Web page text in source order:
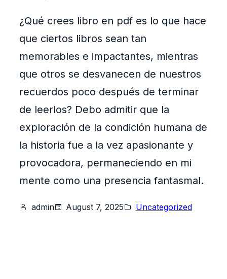
¿Qué crees libro en pdf es lo que hace
que ciertos libros sean tan
memorables e impactantes, mientras
que otros se desvanecen de nuestros
recuerdos poco después de terminar
de leerlos? Debo admitir que la
exploración de la condición humana de
la historia fue a la vez apasionante y
provocadora, permaneciendo en mi
mente como una presencia fantasmal.
admin August 7, 2025 Uncategorized